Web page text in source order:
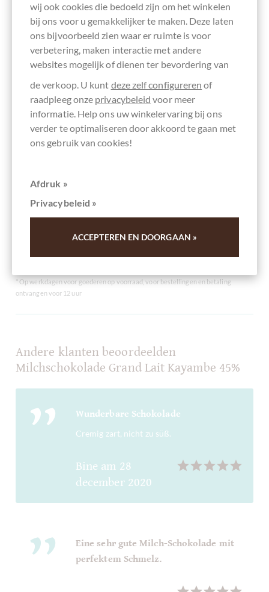
38 Criollo Venezuela Milk 38%
Wird leider nicht mehr hergestellt!
Inhoud 0.05 kg (€ 110,00 * / 1 kg)
€ 5,50*
< STERK>UW VOORDELEN
Grote productkeuze
Geen minimale bestelwaarde
Wereldwijde verzending door DHL
Aanbevolen door Feinschmecker fijnproeversmagazine
* Op werkdagen voor goederen op voorraad, voor bestellingen en betaling
ontvangen voor 12 uur
Andere klanten beoordeelden
Milchschokolade Grand Lait Kayambe 45%
Wunderbare Schokolade
Cremig zart, nicht zu süß.
Bine am 28
december 2020
Eine sehr gute Milch-Schokolade mit
perfektem Schmelz.
wij ook cookies die bedoeld zijn om het winkelen
bij ons voor u gemakkelijker te maken. Deze laten
ons bijvoorbeeld zien waar er ruimte is voor
verbetering, maken interactie met andere
websites mogelijk of dienen ter bevordering van
de verkoop. U kunt deze zelf configureren of
raadpleeg onze privacybeleid voor meer
informatie. Help ons uw winkelervaring bij ons
verder te optimaliseren door akkoord te gaan met
ons gebruik van cookies!
Afdruk »
Privacybeleid »
ACCEPTEREN EN DOORGAAN »